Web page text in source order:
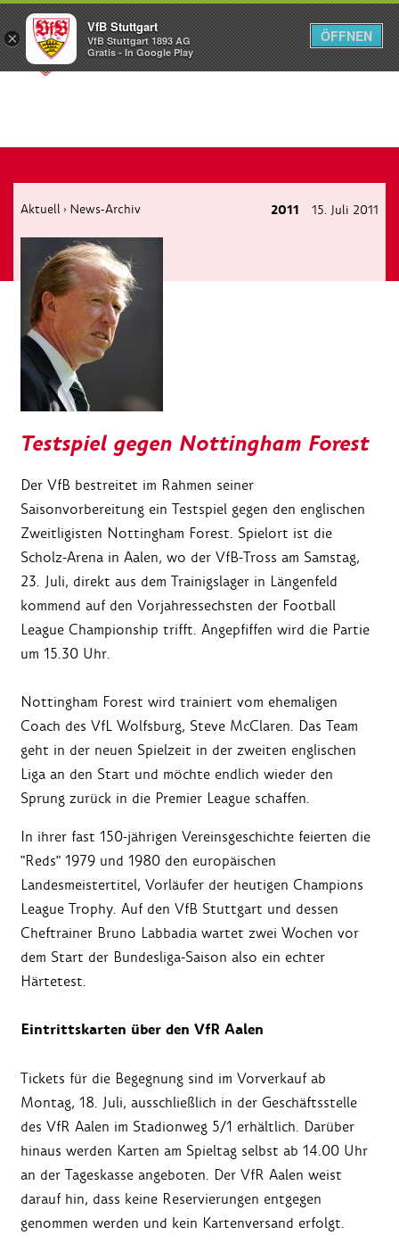
Menü
Aktuell › News-Archiv 2011 15. Juli 2011
Testspiel gegen Nottingham Forest
Der VfB bestreitet im Rahmen seiner
Saisonvorbereitung ein Testspiel gegen den englischen
Zweitligisten Nottingham Forest. Spielort ist die
Scholz-Arena in Aalen, wo der VfB-Tross am Samstag,
23. Juli, direkt aus dem Trainigslager in Längenfeld
kommend auf den Vorjahressechsten der Football
League Championship trifft. Angepfiffen wird die Partie
um 15.30 Uhr.
Nottingham Forest wird trainiert vom ehemaligen
Coach des VfL Wolfsburg, Steve McClaren. Das Team
geht in der neuen Spielzeit in der zweiten englischen
Liga an den Start und möchte endlich wieder den
Sprung zurück in die Premier League schaffen.
In ihrer fast 150-jährigen Vereinsgeschichte feierten die
"Reds" 1979 und 1980 den europäischen
Landesmeistertitel, Vorläufer der heutigen Champions
League Trophy. Auf den VfB Stuttgart und dessen
Cheftrainer Bruno Labbadia wartet zwei Wochen vor
dem Start der Bundesliga-Saison also ein echter
Härtetest.
Eintrittskarten über den VfR Aalen
Tickets für die Begegnung sind im Vorverkauf ab
Montag, 18. Juli, ausschließlich in der Geschäftsstelle
des VfR Aalen im Stadionweg 5/1 erhältlich. Darüber
hinaus werden Karten am Spieltag selbst ab 14.00 Uhr
an der Tageskasse angeboten. Der VfR Aalen weist
darauf hin, dass keine Reservierungen entgegen
genommen werden und kein Kartenversand erfolgt.
×
VfB Stuttgart
VfB Stuttgart 1893 AG
Gratis - In Google Play
ÖFFNEN